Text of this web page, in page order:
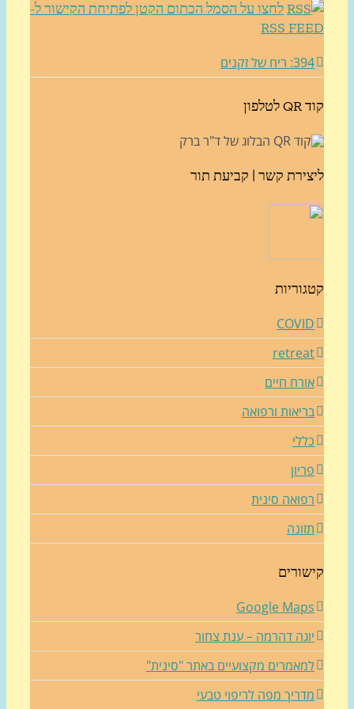
לחצו על הסמל הכתום הקטן לפתיחת הקישור ל-
RSS
קשר | קביעת תור
חיים
ורפואה
סינית
Google
דהרמה – ענת צחור
מקצועיים באתר "סינית"
מפה לריפוי טבעי